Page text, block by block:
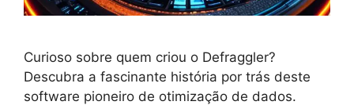
Curioso sobre quem criou o Defraggler?
Descubra a fascinante história por trás deste
software pioneiro de otimização de dados.